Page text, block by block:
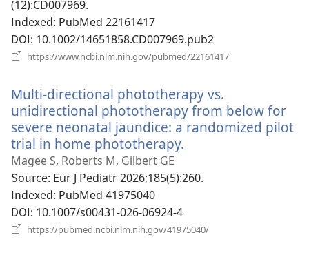
창
열
기)
(12):CD007969.
Indexed‎: PubMed 22161417
DOI‎: 10.1002/14651858.CD007969.pub2
https://www.ncbi.nlm.nih.gov/pubmed/22161417
열
기)
Multi-directional phototherapy vs.
unidirectional phototherapy from below for
severe neonatal jaundice: a randomized pilot
trial in home phototherapy.
운
기)
Magee S, Roberts M, Gilbert GE
Source‎: Eur J Pediatr 2026;185(5):260.
Indexed‎: PubMed 41975040
DOI‎: 10.1007/s00431-026-06924-4
https://pubmed.ncbi.nlm.nih.gov/41975040/